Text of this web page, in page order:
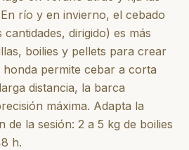
río y en invierno, el cebado
dirigido) es más
boilies y pellets para crear
permite cebar a corta
distancia, la barca
máxima. Adapta la
de la sesión: 2 a 5 kg de boilies
h.